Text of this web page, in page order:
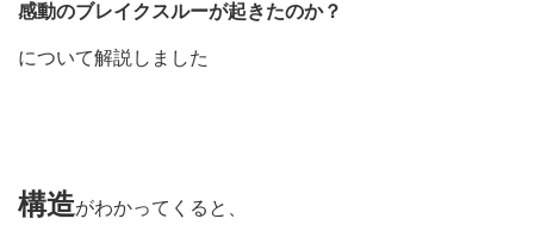
感動のブレイクスルーが起きたのか？
について解説しました
構造がわかってくると、